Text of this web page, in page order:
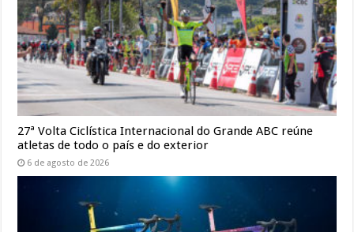
27ª Volta Ciclística Internacional do Grande ABC reúne
atletas de todo o país e do exterior
6 de agosto de 2026